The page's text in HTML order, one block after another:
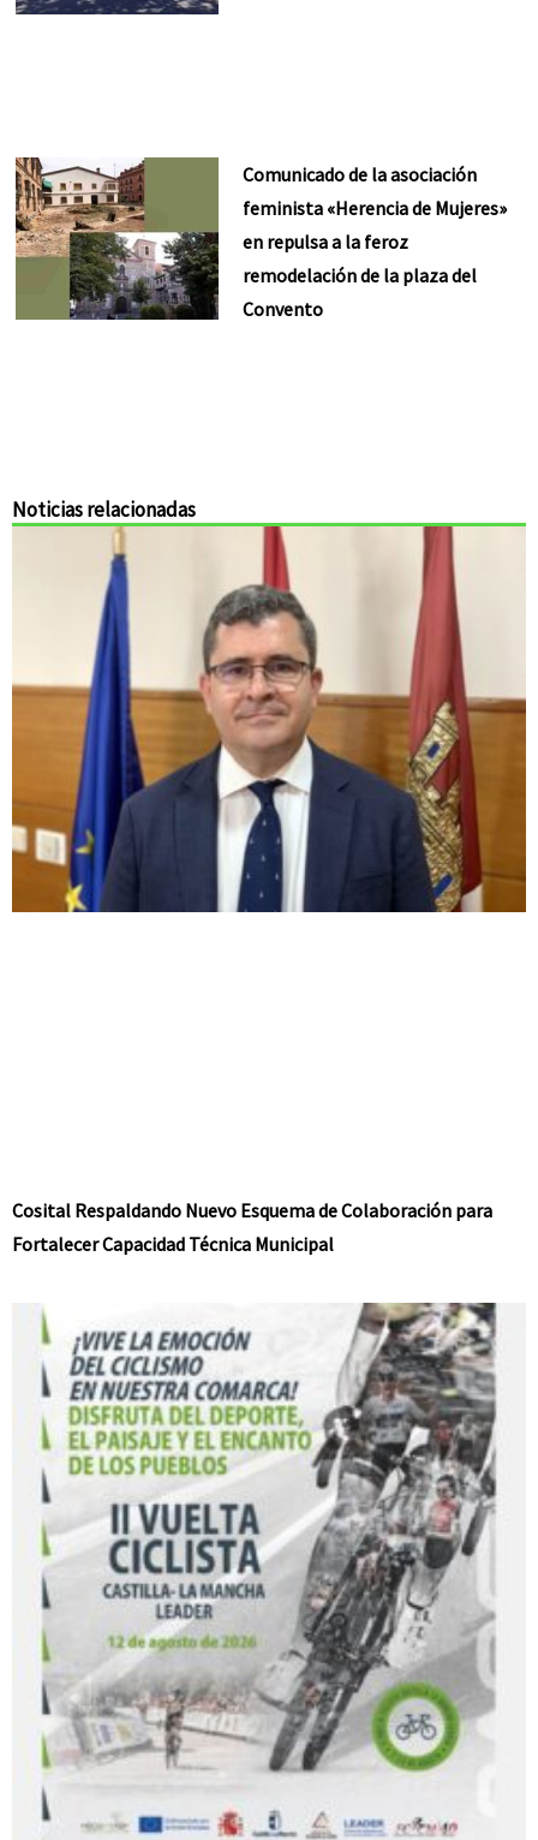
Comunicado de la asociación
feminista «Herencia de Mujeres»
en repulsa a la feroz
remodelación de la plaza del
Convento
Noticias relacionadas
Cosital Respaldando Nuevo Esquema de Colaboración para
Fortalecer Capacidad Técnica Municipal